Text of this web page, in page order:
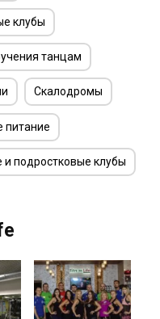
клубы
танцам
Скалодромы
питание
и подростковые клубы